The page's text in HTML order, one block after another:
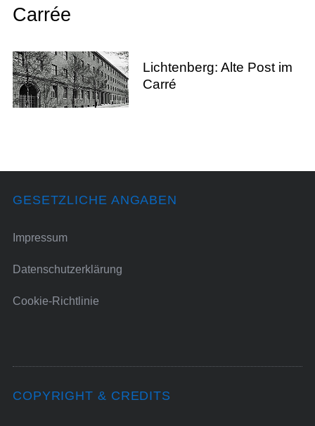
Carrée
Lichtenberg: Alte Post im
Carré
GESETZLICHE ANGABEN
Impressum
Datenschutzerklärung
Cookie-Richtlinie
COPYRIGHT & CREDITS